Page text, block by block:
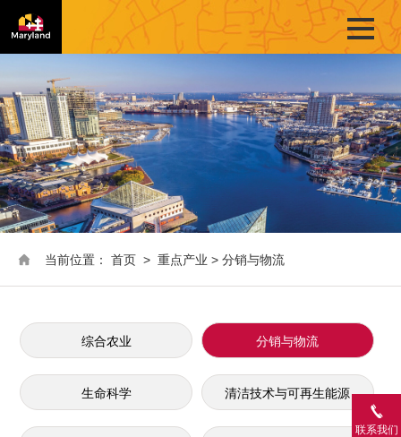
当前位置： 首页 > 重点产业 > 分销与物流
综合农业 分销与物流
生命科学 清洁技术与可再生能源
联系我们